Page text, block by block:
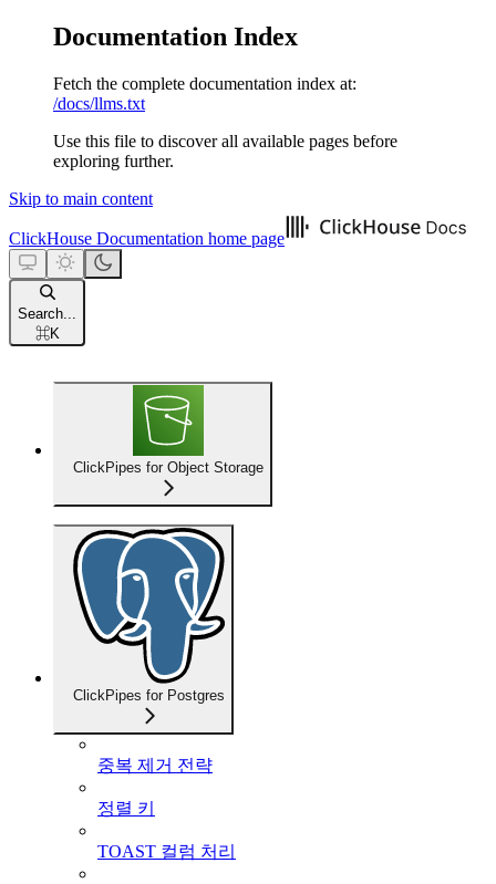
Documentation Index
Fetch the complete documentation index at:
/docs/llms.txt
Use this file to discover all available pages before
exploring further.
Skip to main content
ClickHouse Documentation home page
Search...
⌘K
ClickPipes for Object Storage
ClickPipes for Postgres
중복 제거 전략
정렬 키
TOAST 컬럼 처리